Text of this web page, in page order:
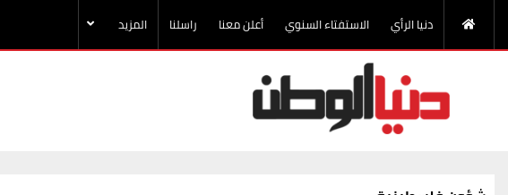
دنيا الرأي الاستفتاء السنوي أعلن معنا راسلنا المزيد